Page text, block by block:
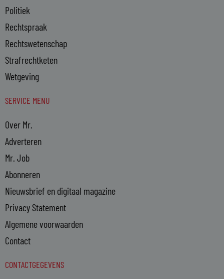
Politiek
Rechtspraak
Rechtswetenschap
Strafrechtketen
Wetgeving
SERVICE MENU
Over Mr.
Adverteren
Mr. Job
Abonneren
Nieuwsbrief en digitaal magazine
Privacy Statement
Algemene voorwaarden
Contact
CONTACTGEGEVENS